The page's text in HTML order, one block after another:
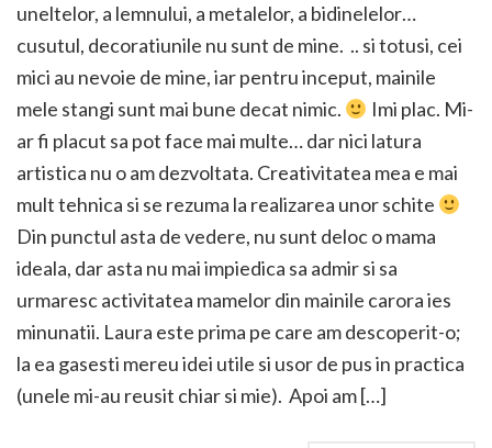
uneltelor, a lemnului, a metalelor, a bidinelelor…
cusutul, decoratiunile nu sunt de mine. .. si totusi, cei
mici au nevoie de mine, iar pentru inceput, mainile
mele stangi sunt mai bune decat nimic.
Imi plac. Mi-
ar fi placut sa pot face mai multe… dar nici latura
artistica nu o am dezvoltata. Creativitatea mea e mai
mult tehnica si se rezuma la realizarea unor schite
Din punctul asta de vedere, nu sunt deloc o mama
ideala, dar asta nu mai impiedica sa admir si sa
urmaresc activitatea mamelor din mainile carora ies
minunatii. Laura este prima pe care am descoperit-o;
la ea gasesti mereu idei utile si usor de pus in practica
(unele mi-au reusit chiar si mie). Apoi am […]